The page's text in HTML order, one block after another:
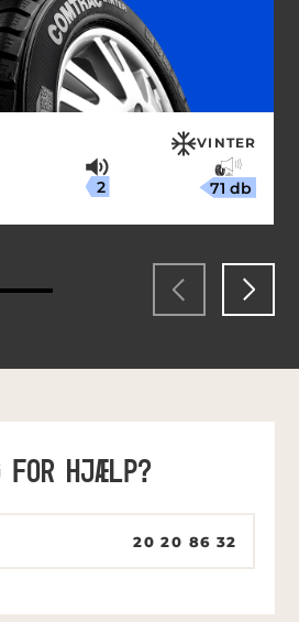
VINTER
2 71 db
FOR HJÆLP?
20 20 86 32